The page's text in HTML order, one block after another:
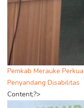
Pemkab Merauke
Penyandang Disabilitas
Content;?>